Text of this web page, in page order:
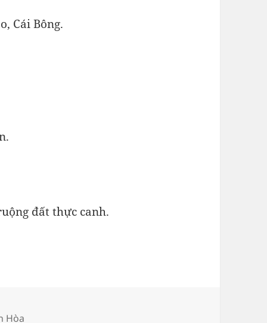
Cái Bông.
đất thực canh.
Hòa